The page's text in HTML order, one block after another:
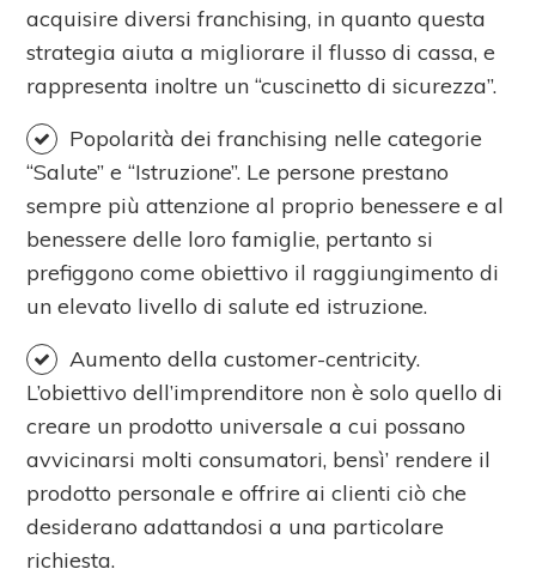
acquisire diversi franchising, in quanto questa
strategia aiuta a migliorare il flusso di cassa, e
rappresenta inoltre un “cuscinetto di sicurezza”.
Popolarità dei franchising nelle categorie
“Salute” e “Istruzione”. Le persone prestano
sempre più attenzione al proprio benessere e al
benessere delle loro famiglie, pertanto si
prefiggono come obiettivo il raggiungimento di
un elevato livello di salute ed istruzione.
Aumento della customer-centricity.
L’obiettivo dell’imprenditore non è solo quello di
creare un prodotto universale a cui possano
avvicinarsi molti consumatori, bensì’ rendere il
prodotto personale e offrire ai clienti ciò che
desiderano adattandosi a una particolare
richiesta.